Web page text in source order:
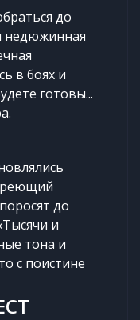
до
недюжинная
в боях и
готовы...
до
и
тона и
с поистине